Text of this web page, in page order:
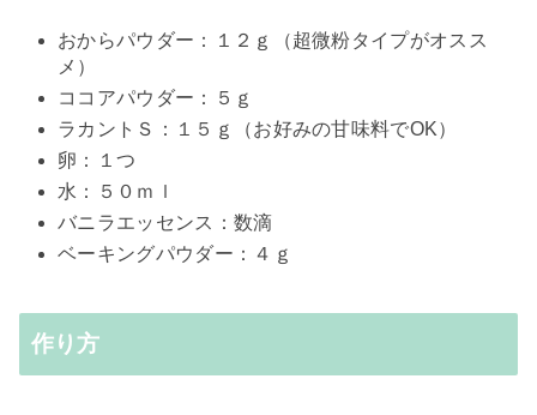
おからパウダー：１２ｇ（超微粉タイプがオスス
メ）
ココアパウダー：５ｇ
ラカントＳ：１５ｇ（お好みの甘味料でOK）
卵：１つ
水：５０ｍｌ
バニラエッセンス：数滴
ベーキングパウダー：４ｇ
作り方